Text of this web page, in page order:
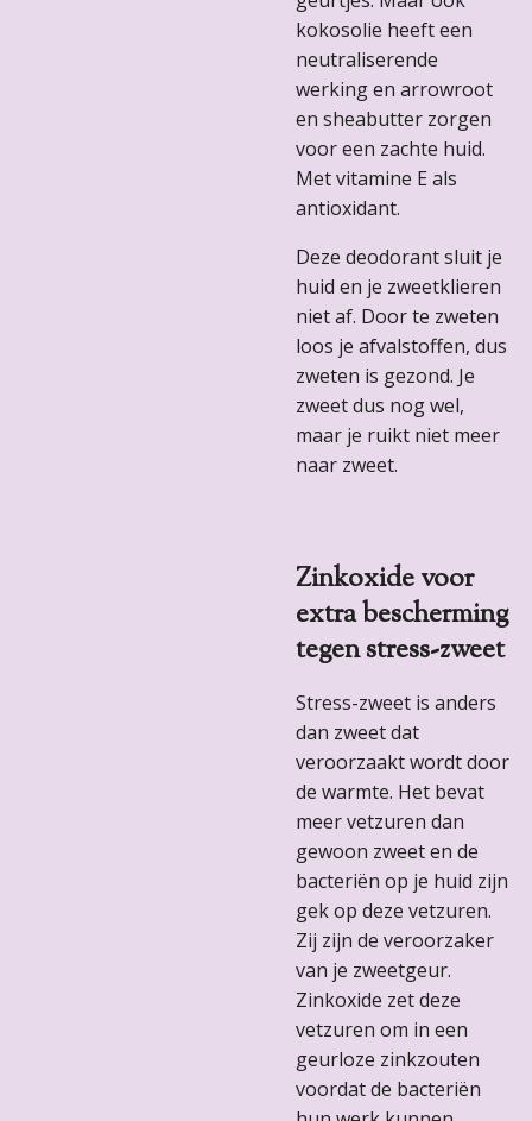
kokosolie heeft een
neutraliserende
werking en arrowroot
en sheabutter zorgen
voor een zachte huid.
Met vitamine E als
antioxidant.
Deze deodorant sluit je
huid en je zweetklieren
niet af. Door te zweten
loos je afvalstoffen, dus
zweten is gezond. Je
zweet dus nog wel,
maar je ruikt niet meer
naar zweet.
Zinkoxide voor
extra bescherming
tegen stress-zweet
Stress-zweet is anders
dan zweet dat
veroorzaakt wordt door
de warmte. Het bevat
meer vetzuren dan
gewoon zweet en de
bacteriën op je huid zijn
gek op deze vetzuren.
Zij zijn de veroorzaker
van je zweetgeur.
Zinkoxide zet deze
vetzuren om in een
geurloze zinkzouten
voordat de bacteriën